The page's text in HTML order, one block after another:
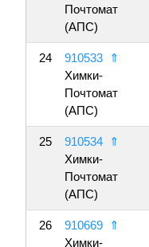
Почтомат
(АПС)
24 910533
⇑
Химки-
Почтомат
(АПС)
25 910534
⇑
Химки-
Почтомат
(АПС)
26 910669
⇑
Химки-